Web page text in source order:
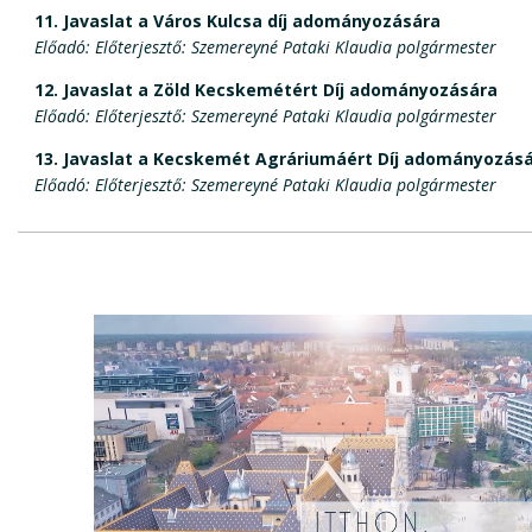
11. Javaslat a Város Kulcsa díj adományozására
Előadó: Előterjesztő: Szemereyné Pataki Klaudia polgármester
12. Javaslat a Zöld Kecskemétért Díj adományozására
Előadó: Előterjesztő: Szemereyné Pataki Klaudia polgármester
13. Javaslat a Kecskemét Agráriumáért Díj
Előadó: Előterjesztő: Szemereyné Pataki Klaudia polgármester